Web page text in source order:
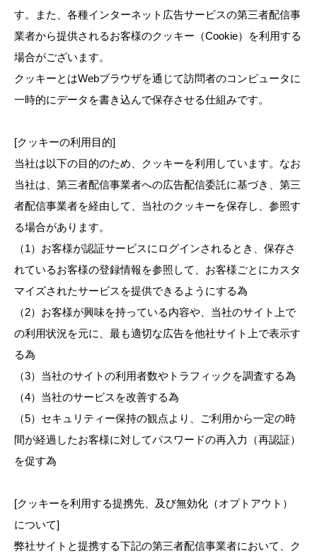
す。また、各種インターネット広告サービスの第三者配信事
業者から提供されるお客様のクッキー（Cookie）を利用する
場合がございます。
クッキーとはWebブラウザを通じて訪問者のコンピュータに
一時的にデータを書き込んで保存させる仕組みです。
[クッキーの利用目的]
当社は以下の目的のため、クッキーを利用しています。なお
当社は、第三者配信事業者への広告配信委託に基づき、第三
者配信事業者を経由して、当社のクッキーを保存し、参照す
る場合があります。
（1）お客様が認証サービスにログインされるとき、保存さ
れているお客様の登録情報を参照して、お客様ごとにカスタ
マイズされたサービスを提供できるようにする為
（2）お客様が興味を持っている内容や、当社のサイト上で
の利用状況を元に、最も適切な広告を他社サイト上で表示す
る為
（3）当社のサイトの利用者数やトラフィックを調査する為
（4）当社のサービスを改善する為
（5）セキュリティー保持の観点より、ご利用から⼀定の時
間が経過したお客様に対してパスワードの再入力（再認証）
を促す為
[クッキーを利用する提携先、及び無効化（オプトアウト）
について]
弊社サイトと提携する下記の第三者配信事業者において、ク